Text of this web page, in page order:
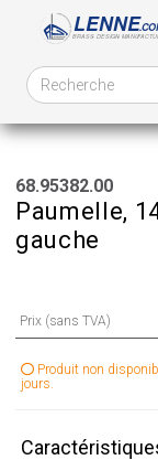
68.95382.00
Paumelle,
gauche
Prix (sans TVA)
Produit non
jours.